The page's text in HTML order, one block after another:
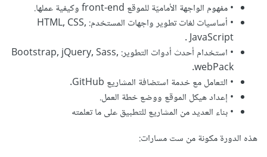
• مفهوم الواجهة الأماميّة للموقع front-end وكيفية عملها.
• أساسيات لغات تطوير واجهات المستخدم: HTML, CSS,
JavaScript .
• استخدام أحدث أدوات التطوير: Bootstrap, jQuery, Sass,
webPack.
• التعامل مع خدمة استضافة المشاريع GitHub.
• إعداد هيكل الموقع ووضع خطة العمل.
• بناء العديد من المشاريع للتطبيق على ما تعلمته
هذه الدورة مكونة من ست مسارات: